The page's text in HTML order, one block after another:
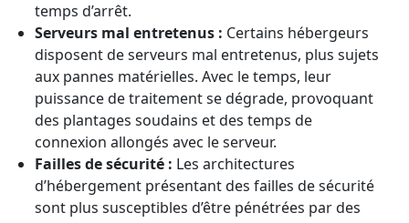
temps d’arrêt.
Serveurs mal entretenus : Certains hébergeurs
disposent de serveurs mal entretenus, plus sujets
aux pannes matérielles. Avec le temps, leur
puissance de traitement se dégrade, provoquant
des plantages soudains et des temps de
connexion allongés avec le serveur.
Failles de sécurité : Les architectures
d’hébergement présentant des failles de sécurité
sont plus susceptibles d’être pénétrées par des